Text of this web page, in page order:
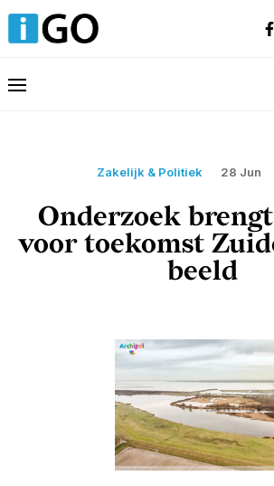
Zakelijk & Politiek 28 Jun
Onderzoek
voor toekomst
beeld